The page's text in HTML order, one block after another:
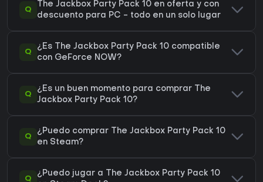
Q
The Jackbox Party Pack 10 en oferta y con
descuento para PC - todo en un solo lugar
Q
¿Es The Jackbox Party Pack 10 compatible
con GeForce NOW?
Q
¿Es un buen momento para comprar The
Jackbox Party Pack 10?
Q
¿Puedo comprar The Jackbox Party Pack 10
en Steam?
Q
¿Puedo jugar a The Jackbox Party Pack 10